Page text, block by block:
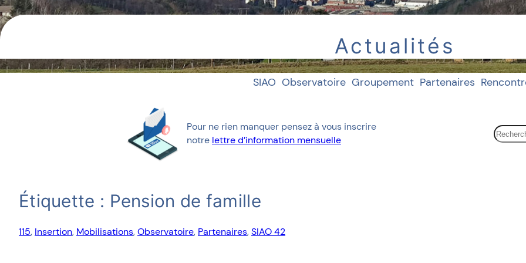
Actualités
SIAO Observatoire Groupement Partenaires
Pour ne rien manquer pensez à vous inscrire
notre lettre d’information mensuelle
R
e
Étiquette : Pension de famille
115, Insertion, Mobilisations, Observatoire, Partenaires, SIAO 42